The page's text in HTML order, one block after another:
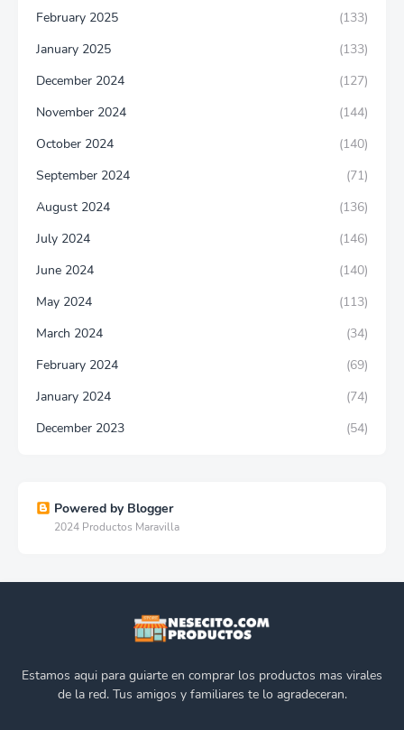
February 2025
(133)
January 2025
(133)
December 2024
(127)
November 2024
(144)
October 2024
(140)
September 2024
(71)
August 2024
(136)
July 2024
(146)
June 2024
(140)
May 2024
(113)
March 2024
(34)
February 2024
(69)
January 2024
(74)
December 2023
(54)
Powered by Blogger
2024 Productos Maravilla
Estamos aqui para guiarte en comprar los productos mas virales
de la red. Tus amigos y familiares te lo agradeceran.